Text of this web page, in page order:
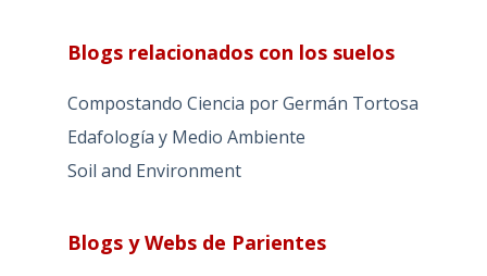
Blogs relacionados con los suelos
Compostando Ciencia por Germán Tortosa
Edafología y Medio Ambiente
Soil and Environment
Blogs y Webs de Parientes